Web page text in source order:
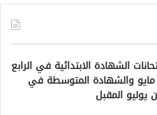
الشهادة الابتدائية في الرابع
والشهادة المتوسطة في
المقبل